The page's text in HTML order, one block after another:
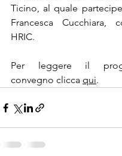
Ticino, al quale
Francesca Cucchiara,
HRIC.
Per leggere il
convegno clicca qui.